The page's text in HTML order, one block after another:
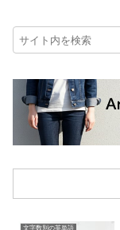
文字数別の英単語